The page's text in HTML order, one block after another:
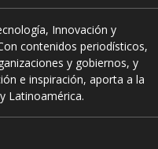
Innovación y
contenidos periodísticos,
y gobiernos, y
e inspiración, aporta a la
Latinoamérica.